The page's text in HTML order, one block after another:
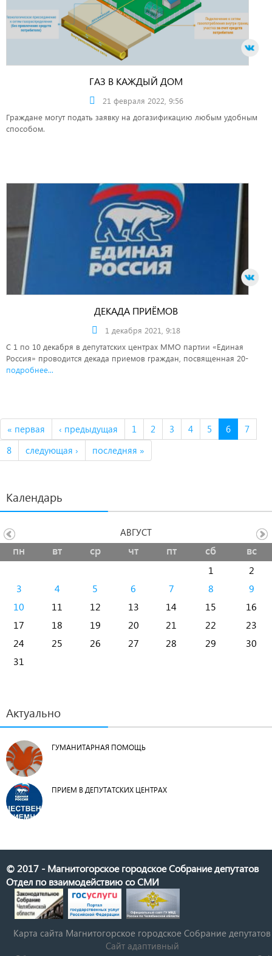
ГАЗ В КАЖДЫЙ ДОМ
21 февраля 2022, 9:56
Граждане могут подать заявку на догазификацию любым удобным
способом.
ДЕКАДА ПРИЁМОВ
1 декабря 2021, 9:18
С 1 по 10 декабря в депутатских центрах ММО партии «Единая
Россия» проводится декада приемов граждан, посвященная 20-
подробнее...
« первая ‹ предыдущая 1 2 3 4 5 6
7
8
следующая › последняя »
Календарь
пн вт ср чт пт сб вс
1
2
3
4 5 6 7 8
9
10
11 12 13 14 15
16
17
18 19 20 21 22
23
24
25 26 27 28 29
30
31
АВГУСТ
Актуально
ГУМАНИТАРНАЯ ПОМОЩЬ
ПРИЕМ В ДЕПУТАТСКИХ ЦЕНТРАХ
© 2017 - Магнитогорское городское Собрание депутатов
Отдел по взаимодействию со СМИ
Карта сайта Магнитогорское городское Cобрание депутатов
Сайт адаптивный